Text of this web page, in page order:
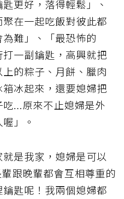
匙更好，落得輕鬆」、
聚在一起吃飯對彼此都
難」、「最恐怖的
一副鑰匙，高興就把
的粽子、月餅、臘肉
冰起來，還要媳婦把
...原來不止媳婦是外
」。
就是我家，媳婦是可以
跟晚輩都會互相尊重的
匙呢！我兩個媳婦都